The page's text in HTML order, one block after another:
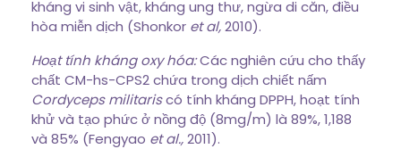
kháng vi sinh vật, kháng ung thư, ngừa di căn, điều
hòa miễn dịch (Shonkor et al,2010).
Hoạt tính kháng oxy hóa:Các nghiên cứu cho thấy
chất CM-hs-CPS2 chứa trong dịch chiết nấm
Cordyceps militariscó tính kháng DPPH, hoạt tính
khử và tạo phức ở nồng độ (8mg/m) là 89%, 1,188
và 85% (Fengyao et al.,2011).